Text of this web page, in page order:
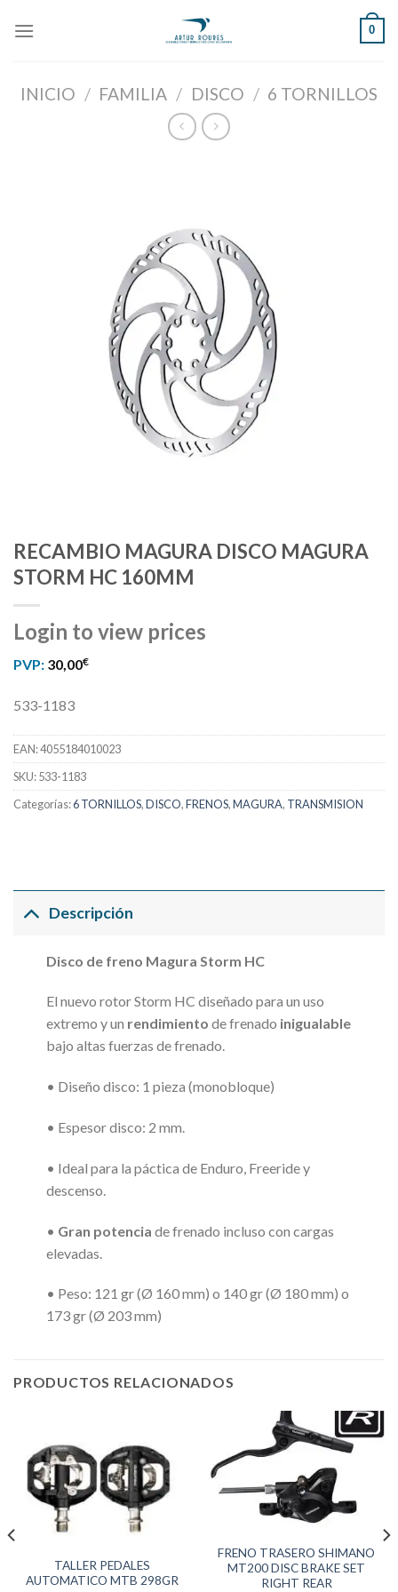
0
INICIO / FAMILIA / DISCO / 6 TORNILLOS
RECAMBIO MAGURA DISCO MAGURA
STORM HC 160MM
Login to view prices
PVP: 30,00€
533-1183
EAN:4055184010023
SKU:533-1183
Categorías:6 TORNILLOS,DISCO,FRENOS,MAGURA, TRANSMISION
Descripción
Disco de freno Magura Storm HC
El nuevo rotor Storm HC diseñado para un uso
extremo y un rendimiento de frenado inigualable
bajo altas fuerzas de frenado.
• Diseño disco: 1 pieza (monobloque)
• Espesor disco: 2 mm.
• Ideal para la páctica de Enduro, Freeride y
descenso.
• Gran potencia de frenado incluso con cargas
elevadas.
• Peso: 121 gr (Ø 160 mm) o 140 gr (Ø 180 mm) o
173 gr (Ø 203 mm)
PRODUCTOS RELACIONADOS
TALLER PEDALES
AUTOMATICO MTB 298GR
FRENO TRASERO SHIMANO
MT200 DISC BRAKE SET
RIGHT REAR